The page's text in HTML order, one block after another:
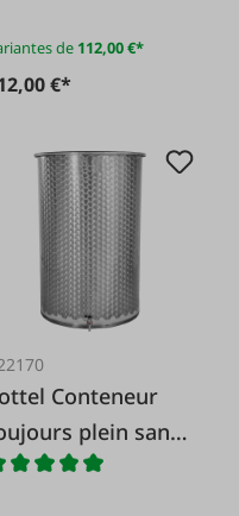
de 112,00 €*
€*
Conteneur
plein sans